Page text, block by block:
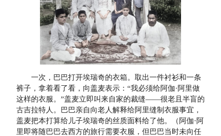
一次，巴巴打开埃瑞奇的衣箱。取出一件衬衫和一条
裤子，拿着看了看，向盖麦表示：“我必须给阿伽·阿里做
这样的衣服。”盖麦立即叫来自家的裁缝——很老且半盲的
古吉拉特人。巴巴亲自向老人解释给阿里缝制衣服事宜，
盖麦把本打算给儿子埃瑞奇的丝质面料给了他。（阿伽·阿
里即将随巴巴去西方的旅行需要衣服，但巴巴当时未向任